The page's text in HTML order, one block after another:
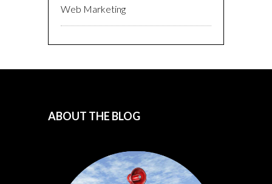
Web Marketing
ABOUT THE BLOG